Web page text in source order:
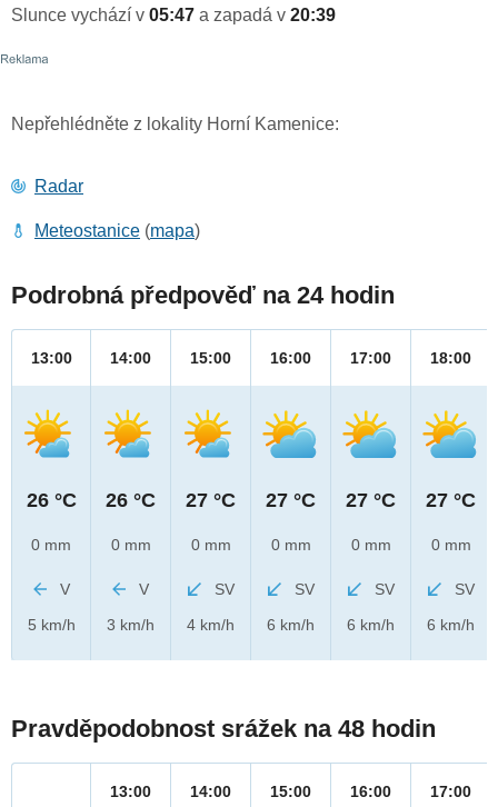
Slunce vychází v 05:47 a zapadá v 20:39
Nepřehlédněte z lokality Horní Kamenice:
Radar
Meteostanice (mapa)
Podrobná předpověď na 24 hodin
13:00
26 °C
0 mm
V
5 km/h
14:00
26 °C
0 mm
V
3 km/h
15:00
27 °C
0 mm
SV
4 km/h
16:00
27 °C
0 mm
SV
6 km/h
17:00
27 °C
0 mm
SV
6 km/h
18:00
27 °C
0 mm
SV
6 km/h
Pravděpodobnost srážek na 48 hodin
13:00
14:00
15:00
16:00
17:00